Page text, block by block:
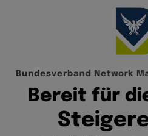
Bu nd esver band Networ k M
Bereit für di
Steiger